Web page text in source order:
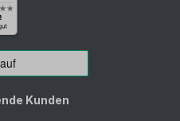
Kunden